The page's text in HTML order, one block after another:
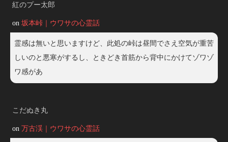
紅のプー太郎
on 坂本峠｜ウワサの心霊話
霊感は無いと思いますけど、此処の峠は昼間でさえ空気が重苦
しいのと悪寒がするし、ときどき首筋から背中にかけてゾワゾ
ワ感があ
こだぬき丸
on 万古渓｜ウワサの心霊話